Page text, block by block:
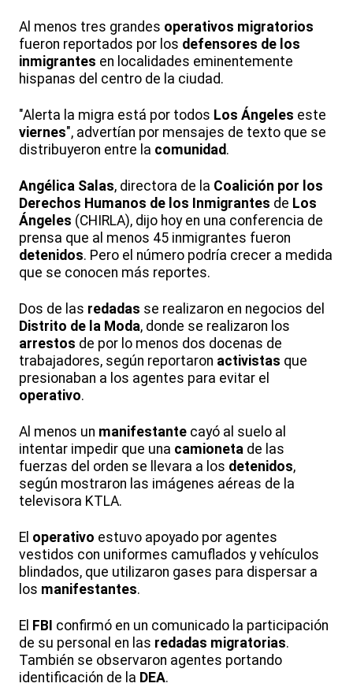
Al menos tres grandes operativos migratorios
fueron reportados por los defensores de los
inmigrantes en localidades eminentemente
hispanas del centro de la ciudad.
"Alerta la migra está por todos Los Ángeles este
viernes", advertían por mensajes de texto que se
distribuyeron entre la comunidad.
Angélica Salas, directora de la Coalición por los
Derechos Humanos de los Inmigrantes de Los
Ángeles (CHIRLA), dijo hoy en una conferencia de
prensa que al menos 45 inmigrantes fueron
detenidos. Pero el número podría crecer a medida
que se conocen más reportes.
Dos de las redadas se realizaron en negocios del
Distrito de la Moda, donde se realizaron los
arrestos de por lo menos dos docenas de
trabajadores, según reportaron activistas que
presionaban a los agentes para evitar el
operativo.
Al menos un manifestante cayó al suelo al
intentar impedir que una camioneta de las
fuerzas del orden se llevara a los detenidos,
según mostraron las imágenes aéreas de la
televisora KTLA.
El operativo estuvo apoyado por agentes
vestidos con uniformes camuflados y vehículos
blindados, que utilizaron gases para dispersar a
los manifestantes.
El FBI confirmó en un comunicado la participación
de su personal en las redadas migratorias.
También se observaron agentes portando
identificación de la DEA.